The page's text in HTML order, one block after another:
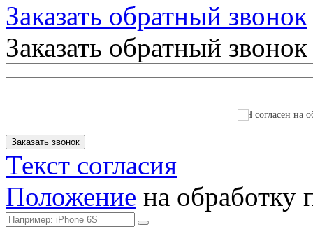
Заказать обратный звонок
Заказать обратный звонок
Я согласен на
Текст согласия
Положение на обработку